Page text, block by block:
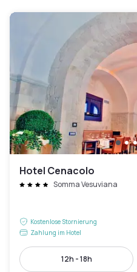
Hotel Cenacolo
Somma Vesuviana
Kostenlose Stornierung
Zahlung im Hotel
12h - 18h